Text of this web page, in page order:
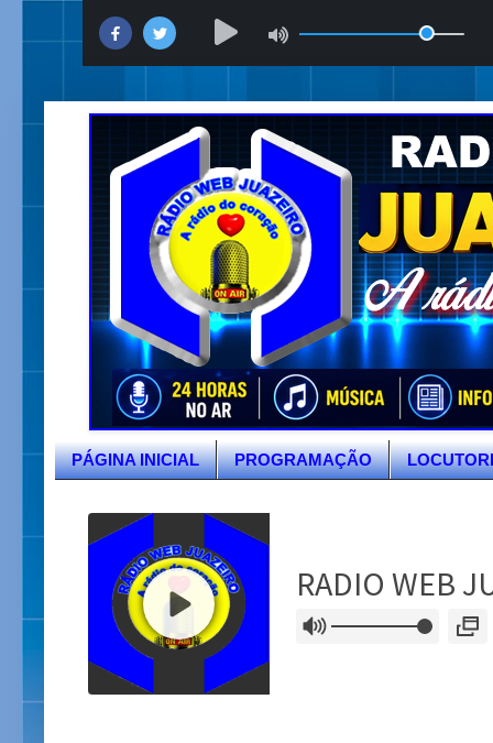
PÁGINA INICIAL PROGRAMAÇÃO